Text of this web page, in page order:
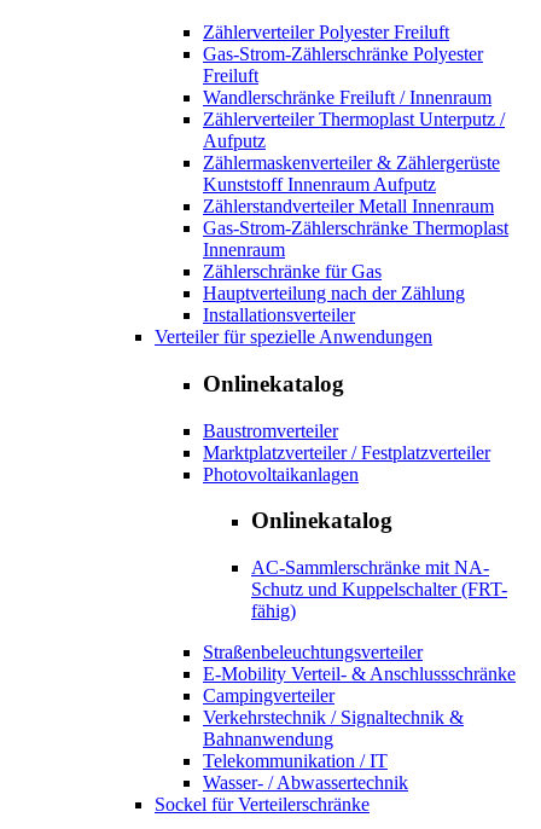
Zählerverteiler Polyester Freiluft
Gas-Strom-Zählerschränke Polyester
Freiluft
Wandlerschränke Freiluft / Innenraum
Zählerverteiler Thermoplast Unterputz /
Aufputz
Zählermaskenverteiler & Zählergerüste
Kunststoff Innenraum Aufputz
Zählerstandverteiler Metall Innenraum
Gas-Strom-Zählerschränke Thermoplast
Innenraum
Zählerschränke für Gas
Hauptverteilung nach der Zählung
Installationsverteiler
Verteiler für spezielle Anwendungen
Onlinekatalog
Baustromverteiler
Marktplatzverteiler / Festplatzverteiler
Photovoltaikanlagen
Onlinekatalog
AC-Sammlerschränke mit NA-
Schutz und Kuppelschalter (FRT-
fähig)
Straßenbeleuchtungsverteiler
E-Mobility Verteil- & Anschlussschränke
Campingverteiler
Verkehrstechnik / Signaltechnik &
Bahnanwendung
Telekommunikation / IT
Wasser- / Abwassertechnik
Sockel für Verteilerschränke